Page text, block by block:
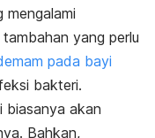
mengalami
yang perlu
pada bayi
bakteri.
biasanya akan
Bahkan,